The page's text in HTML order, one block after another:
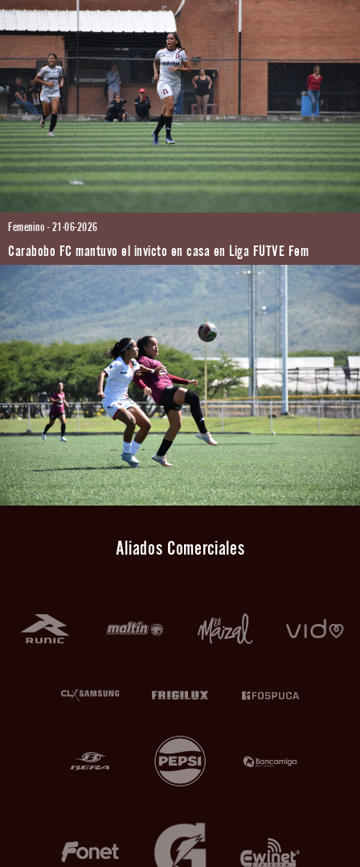
Femenino - 21-06-2026
Carabobo FC mantuvo el invicto en casa en Liga FUTVE Fem
Aliados Comerciales